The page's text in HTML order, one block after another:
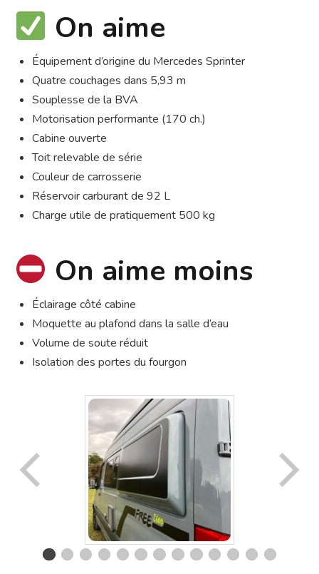
On aime
Équipement d’origine du Mercedes Sprinter
Quatre couchages dans 5,93 m
Souplesse de la BVA
Motorisation performante (170 ch.)
Cabine ouverte
Toit relevable de série
Couleur de carrosserie
Réservoir carburant de 92 L
Charge utile de pratiquement 500 kg
On aime moins
Éclairage côté cabine
Moquette au plafond dans la salle d’eau
Volume de soute réduit
Isolation des portes du fourgon